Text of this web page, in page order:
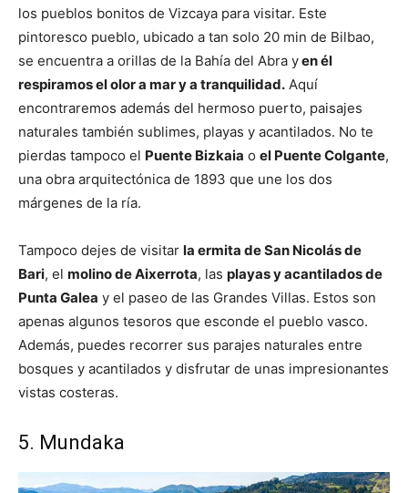
los pueblos bonitos de Vizcaya para visitar. Este
pintoresco pueblo, ubicado a tan solo 20 min de Bilbao,
se encuentra a orillas de la Bahía del Abra yen él
respiramos el olor a mar y a tranquilidad. Aquí
encontraremos además del hermoso puerto, paisajes
naturales también sublimes, playas y acantilados. No te
pierdas tampoco el Puente Bizkaia o el Puente Colgante,
una obra arquitectónica de 1893 que une los dos
márgenes de la ría.
Tampoco dejes de visitar la ermita de San Nicolás de
Bari, el molino de Aixerrota, las playas y acantilados de
Punta Galea y el paseo de las Grandes Villas. Estos son
apenas algunos tesoros que esconde el pueblo vasco.
Además, puedes recorrer sus parajes naturales entre
bosques y acantilados y disfrutar de unas impresionantes
vistas costeras.
5. Mundaka